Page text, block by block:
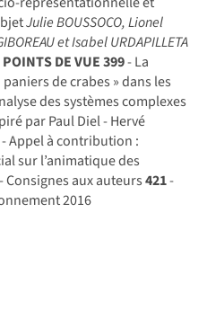
Julie BOUSSOCO, Lionel
et Isabel URDAPILLETA
DE VUE399- La
de crabes » dans les
des systèmes complexes
par Paul Diel - Hervé
- Appel à contribution :
sur l’animatique des
- Consignes aux auteurs421-
2016